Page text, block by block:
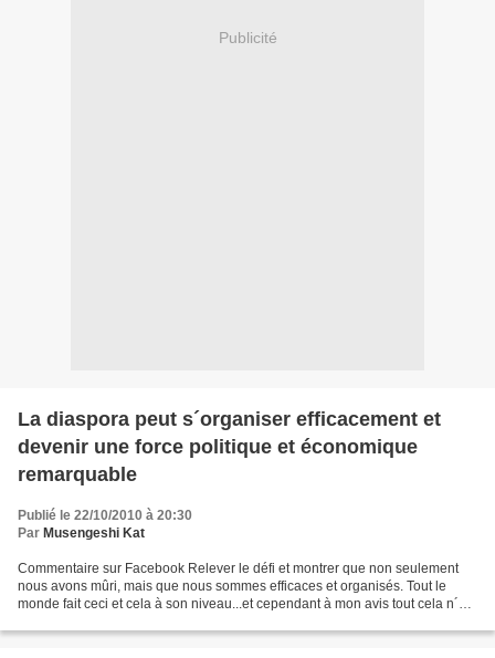
Publicité
La diaspora peut s´organiser efficacement et
devenir une force politique et économique
remarquable
Publié le 22/10/2010 à 20:30
Par Musengeshi Kat
Commentaire sur Facebook Relever le défi et montrer que non seulement
nous avons mûri, mais que nous sommes efficaces et organisés. Tout le
monde fait ceci et cela à son niveau...et cependant à mon avis tout cela n´est